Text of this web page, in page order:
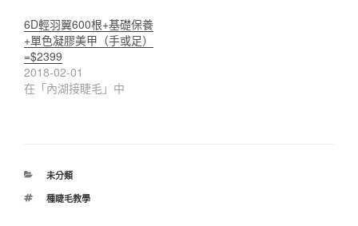
6D輕羽翼600根+基礎保養
+單色凝膠美甲（手或足）
=$2399
2018-02-01
在「內湖接睫毛」中
分
未分類
標
種睫毛教學